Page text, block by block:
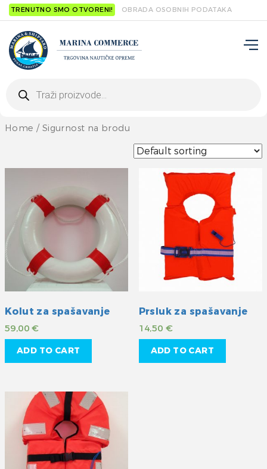
TRENUTNO SMO OTVORENI! OBRADA OSOBNIH PODATAKA
search
Home / Sigurnost na brodu
Kolut za spašavanje
59,00€
ADD TO CART
Prsluk za spašavanje
14,50€
ADD TO CART